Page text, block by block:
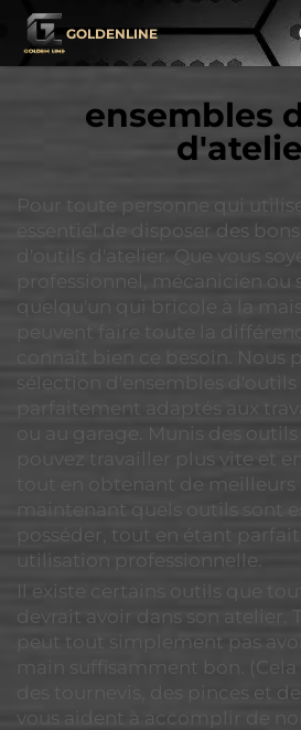
GOLDENLINE
ensembles
Pour toute personne qui
essentiel de disposer des
d'outils d'atelier. Que vous
professionnel, mécanicien
quelqu'un qui bricole à la
peuvent faire toute la
connaît bien ce besoin. Nous
sélection d'ensembles d'outils
parfaitement adaptés aux
ou au garage. Munis des
pouvez travailler plus vite et
tout en obtenant de meilleurs
maintenant quels outils sont
posséder, tout en étant
utilisation professionnelle.
Il existe certains outils que
devrait avoir dans son atelier.
peut tout simplement pas
main suffisamment bon. (Cela
des tournevis, des pinces et
vous aident à accomplir de